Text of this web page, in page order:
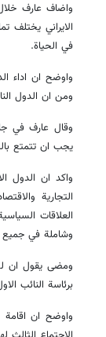
واضاف عارف
الايراني يختلف
في الحياة.
واوضح ان اداء
ومن ان الدول
وقال عارف في
يجب ان تتمتع
واكد ان الدول
التجارية
العلاقات
وشاملة في جميع
ومضى يقول ان
برئاسة النائب
واوضح ان